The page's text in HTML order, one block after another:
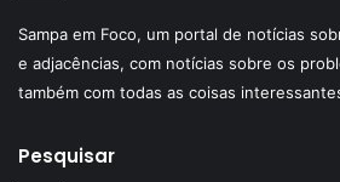
Sampa em Foco, um portal de notícias
e adjacências, com notícias sobre os
também com todas as coisas
Pesquisar